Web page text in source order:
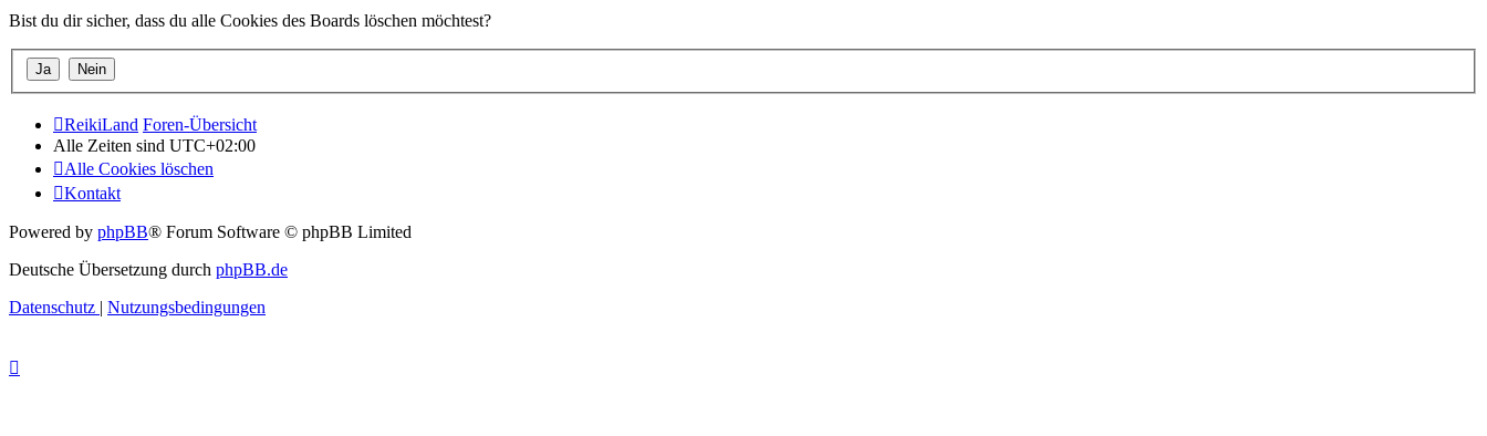
Bist du dir sicher, dass du alle Cookies des Boards löschen möchtest?
ReikiLand Foren-Übersicht
Alle Zeiten sind UTC+02:00
Alle Cookies löschen
Kontakt
Powered by phpBB® Forum Software © phpBB Limited
Deutsche Übersetzung durch phpBB.de
Datenschutz | Nutzungsbedingungen